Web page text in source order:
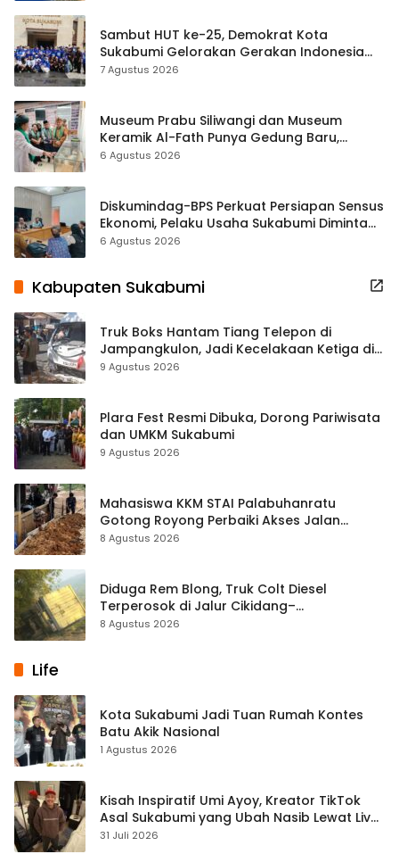
Sambut HUT ke-25, Demokrat Kota
Sukabumi Gelorakan Gerakan Indonesia
ASRI Lewat Aksi Bersih Masjid Agung
7 Agustus 2026
Museum Prabu Siliwangi dan Museum
Keramik Al-Fath Punya Gedung Baru,
Hampir 500 Koleksi Dipisahkan
6 Agustus 2026
Diskumindag-BPS Perkuat Persiapan Sensus
Ekonomi, Pelaku Usaha Sukabumi Diminta
Terbuka Beri Data
6 Agustus 2026
Kabupaten Sukabumi
Truk Boks Hantam Tiang Telepon di
Jampangkulon, Jadi Kecelakaan Ketiga di
Titik yang Sama
9 Agustus 2026
Plara Fest Resmi Dibuka, Dorong Pariwisata
dan UMKM Sukabumi
9 Agustus 2026
Mahasiswa KKM STAI Palabuhanratu
Gotong Royong Perbaiki Akses Jalan
Majelis Ta’lim di Sagaranten
8 Agustus 2026
Diduga Rem Blong, Truk Colt Diesel
Terperosok di Jalur Cikidang–
Palabuhanratu
8 Agustus 2026
Life
Kota Sukabumi Jadi Tuan Rumah Kontes
Batu Akik Nasional
1 Agustus 2026
Kisah Inspiratif Umi Ayoy, Kreator TikTok
Asal Sukabumi yang Ubah Nasib Lewat Live
Streaming
31 Juli 2026